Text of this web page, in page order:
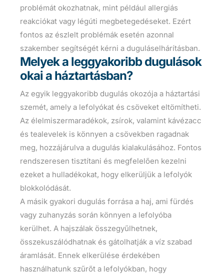
problémát okozhatnak, mint például allergiás
reakciókat vagy légúti megbetegedéseket. Ezért
fontos az észlelt problémák esetén azonnal
szakember segítségét kérni a duguláselhárításban.
Melyek a leggyakoribb dugulások
okai a háztartásban?
Az egyik leggyakoribb dugulás okozója a háztartási
szemét, amely a lefolyókat és csöveket eltömítheti.
Az élelmiszermaradékok, zsírok, valamint kávézacc
és tealevelek is könnyen a csövekben ragadnak
meg, hozzájárulva a dugulás kialakulásához. Fontos
rendszeresen tisztítani és megfelelően kezelni
ezeket a hulladékokat, hogy elkerüljük a lefolyók
blokkolódását.
A másik gyakori dugulás forrása a haj, ami fürdés
vagy zuhanyzás során könnyen a lefolyóba
kerülhet. A hajszálak összegyűlhetnek,
összekuszálódhatnak és gátolhatják a víz szabad
áramlását. Ennek elkerülése érdekében
használhatunk szűrőt a lefolyókban, hogy